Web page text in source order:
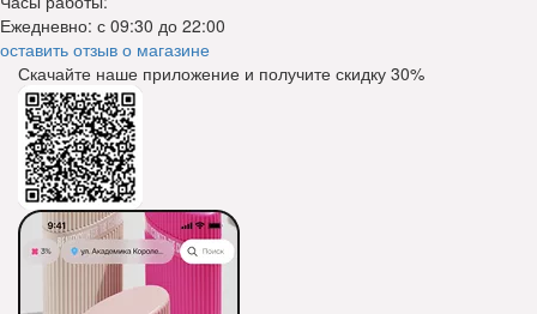
Ежедневно: с 09:30 до 22:00
оставить отзыв о магазине
Скачайте наше приложение и получите скидку 30%